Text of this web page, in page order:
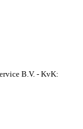
B.V. - KvK: